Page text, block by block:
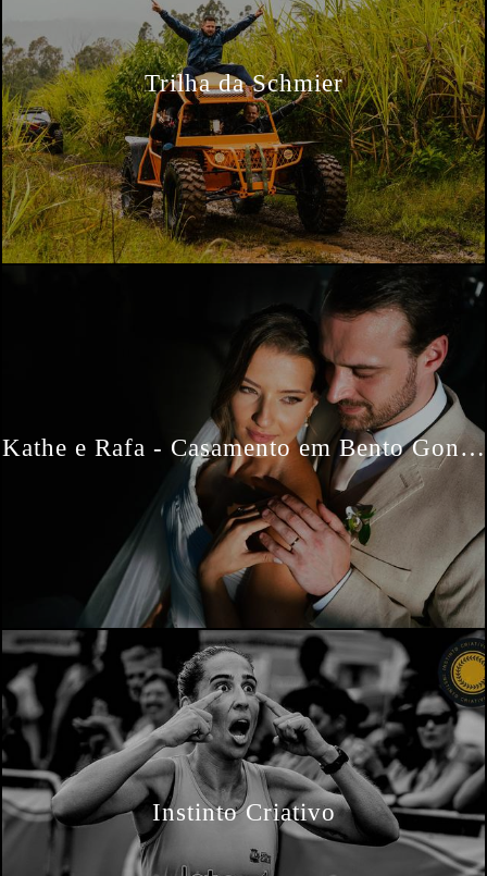
Trilha da Schmier
Kathe e Rafa - Casamento em Bento Gonçalves
Instinto Criativo